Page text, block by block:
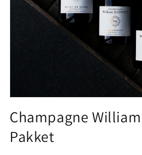
openen
in
modaal
Champagne
Pakket